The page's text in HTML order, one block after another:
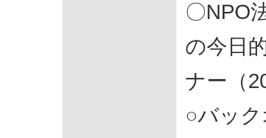
〇NPO
の今日
ナー（
○バッ